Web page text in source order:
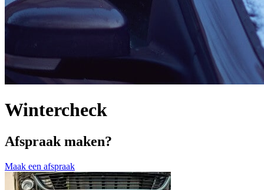
Wintercheck
Afspraak maken?
Maak een afspraak